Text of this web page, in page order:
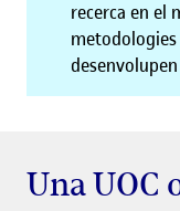
recerca en el
Una UOC